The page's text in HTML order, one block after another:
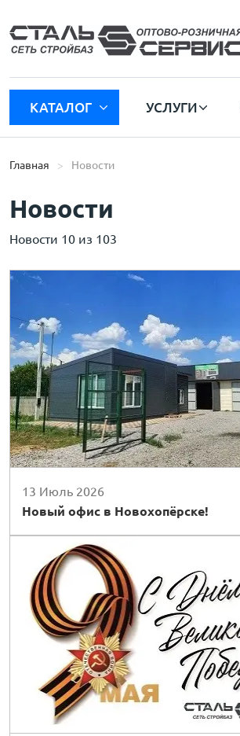
КАТАЛОГ УСЛУГИ
Главная Новости
Новости
Новости 10 из 103
13 Июль 2026
Новый офис в Новохопёрске!